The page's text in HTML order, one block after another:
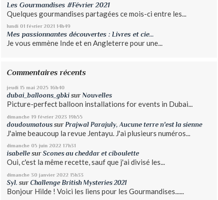
Les Gourmandises #Février 2021
Quelques gourmandises partagées ce mois-ci entre les...
lundi 01 février 2021 14h49
Mes passionnantes découvertes : Livres et cie...
Je vous emmène Inde et en Angleterre pour une...
Commentaires récents
jeudi 15 mai 2025 16h40
dubai_balloons_gbki surNouvelles
Picture-perfect balloon installations for events in Dubai...
dimanche 19 février 2023 19h55
doudoumatous sur Prajwal Parajuly, Aucune terre n'est la sienne
J'aime beaucoup la revue Jentayu. J'ai plusieurs numéros...
dimanche 05 juin 2022 17h31
isabelle surScones au cheddar et ciboulette
Oui, c'est la même recette, sauf que j'ai divisé les...
dimanche 30 janvier 2022 15h33
Syl. surChallenge British Mysteries 2021
Bonjour Hilde ! Voici les liens pour les Gourmandises......